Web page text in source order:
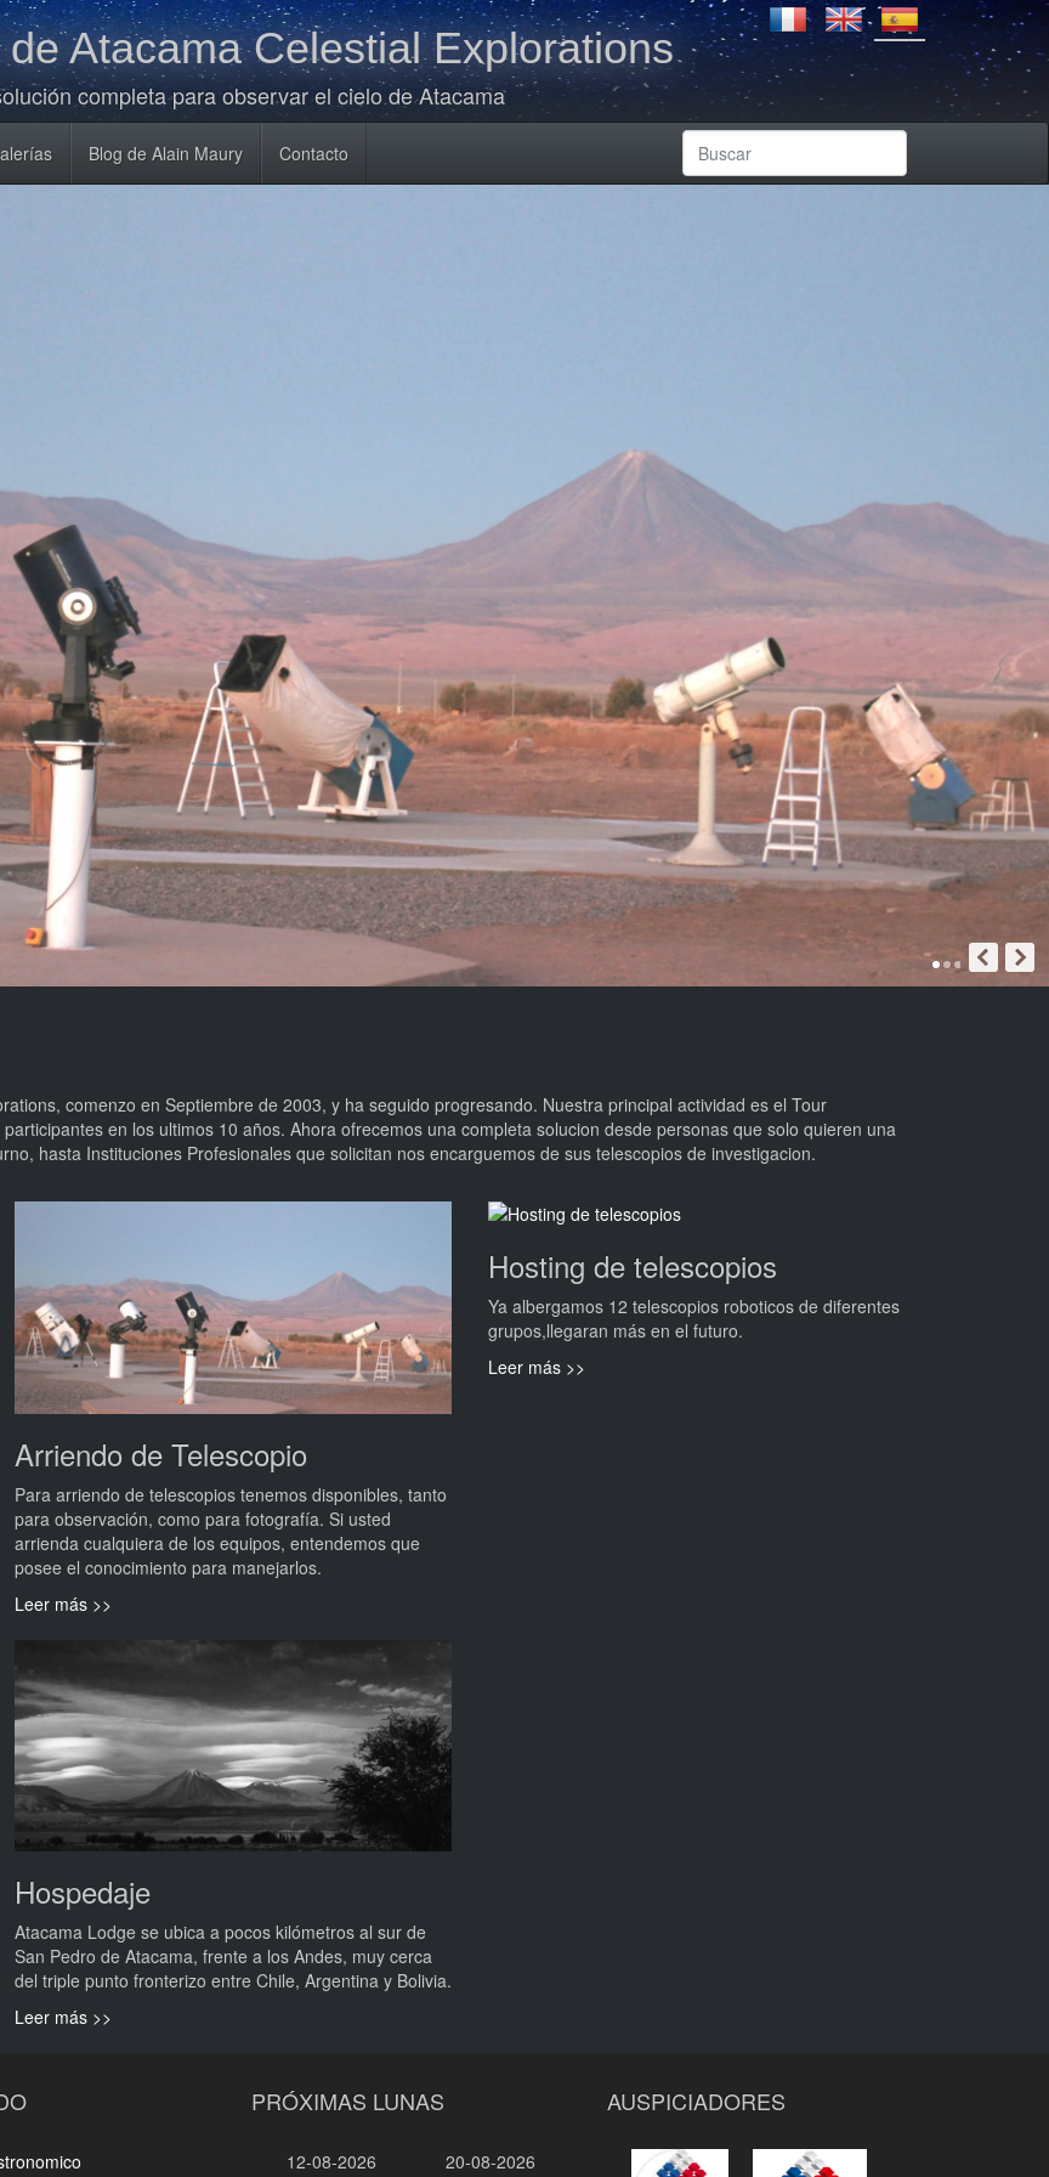
Atacama Celestial Explorations
completa para observar el cielo de Atacama
Blog de Alain Maury Contacto
comenzo en Septiembre de 2003, y ha seguido progresando. Nuestra principal actividad es el Tour
en los ultimos 10 años. Ahora ofrecemos una completa solucion desde personas que solo quieren una
hasta Instituciones Profesionales que solicitan nos encarguemos de sus telescopios de investigacion.
Arriendo de Telescopio
Para arriendo de telescopios tenemos disponibles, tanto
para observación, como para fotografía. Si usted
arrienda cualquiera de los equipos, entendemos que
posee el conocimiento para manejarlos.
Leer más >>
Hosting de telescopios
Ya albergamos 12 telescopios roboticos de diferentes
grupos,llegaran más en el futuro.
Leer más >>
Hospedaje
Atacama Lodge se ubica a pocos kilómetros al sur de
San Pedro de Atacama, frente a los Andes, muy cerca
del triple punto fronterizo entre Chile, Argentina y Bolivia.
Leer más >>
PRÓXIMAS LUNAS
12-08-2026
20-08-2026
AUSPICIADORES